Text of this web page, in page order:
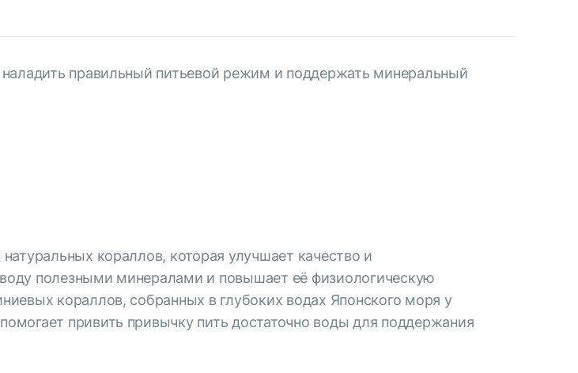
правильный питьевой режим и поддержать минеральный
кораллов, которая улучшает качество и
полезными минералами и повышает её физиологическую
кораллов, собранных в глубоких водах Японского моря у
привить привычку пить достаточно воды для поддержания